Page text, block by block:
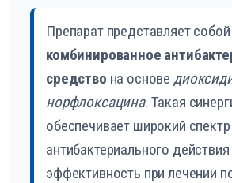
Препарат представляет собой
комбинированное
средство на основе
норфлоксацина. Такая
обеспечивает широкий спектр
антибактериального
эффективность при лечении